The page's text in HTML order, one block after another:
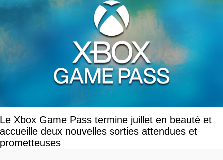
Le Xbox Game Pass termine juillet en beauté et
accueille deux nouvelles sorties attendues et
prometteuses